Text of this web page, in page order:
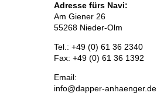
Adresse fürs Navi:
Am Giener 26
55268 Nieder-Olm
Tel.: +49 (0) 61 36 2340
Fax: +49 (0) 61 36 1392
Email:
info@dapper-anhaenger.de